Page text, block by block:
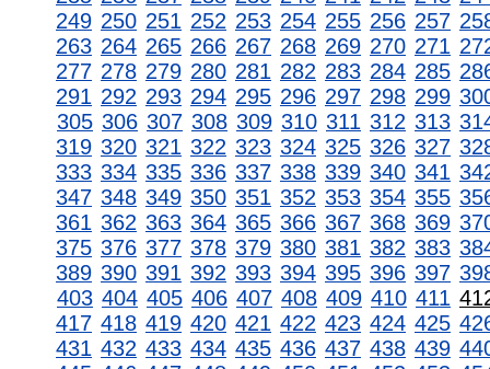
249 250 251 252 253 254 255 256 257
263 264 265 266 267 268 269 270 271
277 278 279 280 281 282 283 284 285
291 292 293 294 295 296 297 298 299
305 306 307 308 309 310 311 312 313
319 320 321 322 323 324 325 326 327
333 334 335 336 337 338 339 340 341
347 348 349 350 351 352 353 354 355
361 362 363 364 365 366 367 368 369
375 376 377 378 379 380 381 382 383
389 390 391 392 393 394 395 396 397
403 404 405 406 407 408 409 410 411
417 418 419 420 421 422 423 424 425
431 432 433 434 435 436 437 438 439